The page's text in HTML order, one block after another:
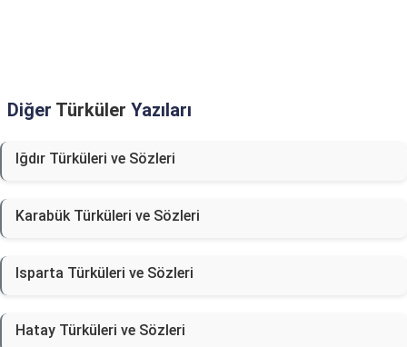
Diğer Türküler Yazıları
Iğdır Türküleri ve Sözleri
Karabük Türküleri ve Sözleri
Isparta Türküleri ve Sözleri
Hatay Türküleri ve Sözleri